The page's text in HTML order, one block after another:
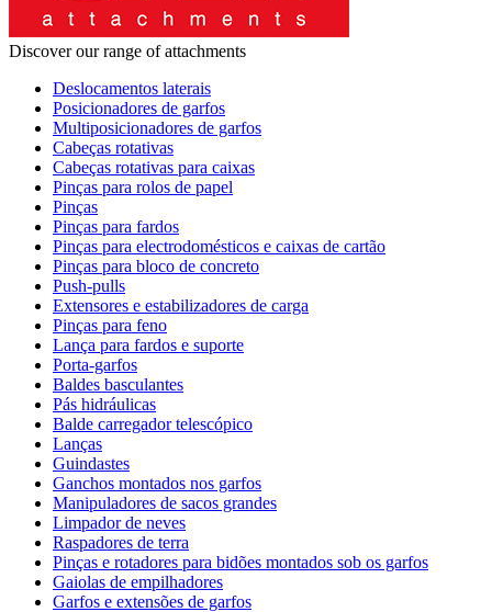
Discover our range of attachments
Deslocamentos laterais
Posicionadores de garfos
Multiposicionadores de garfos
Cabeças rotativas
Cabeças rotativas para caixas
Pinças para rolos de papel
Pinças
Pinças para fardos
Pinças para electrodomésticos e caixas de cartão
Pinças para bloco de concreto
Push-pulls
Extensores e estabilizadores de carga
Pinças para feno
Lança para fardos e suporte
Porta-garfos
Baldes basculantes
Pás hidráulicas
Balde carregador telescópico
Lanças
Guindastes
Ganchos montados nos garfos
Manipuladores de sacos grandes
Limpador de neves
Raspadores de terra
Pinças e rotadores para bidões montados sob os garfos
Gaiolas de empilhadores
Garfos e extensões de garfos